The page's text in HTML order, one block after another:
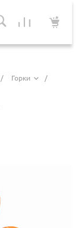
/ Горки
/